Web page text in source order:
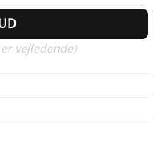
vejledende)